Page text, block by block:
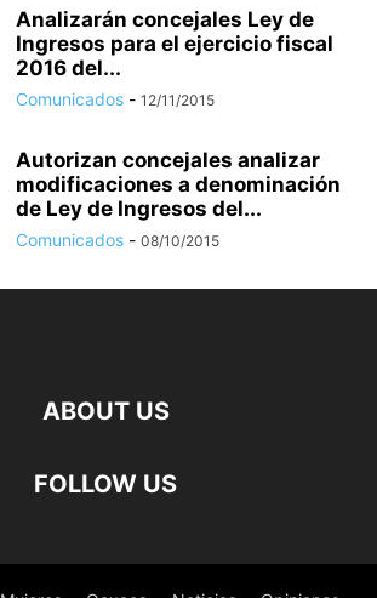
Analizarán concejales Ley de
Ingresos para el ejercicio fiscal
2016 del...
Comunicados - 12/11/2015
Autorizan concejales analizar
modificaciones a denominación
de Ley de Ingresos del...
Comunicados - 08/10/2015
ABOUT US
FOLLOW US